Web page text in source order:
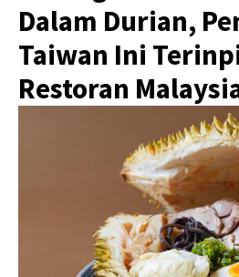
Dalam Durian,
Taiwan Ini
Restoran